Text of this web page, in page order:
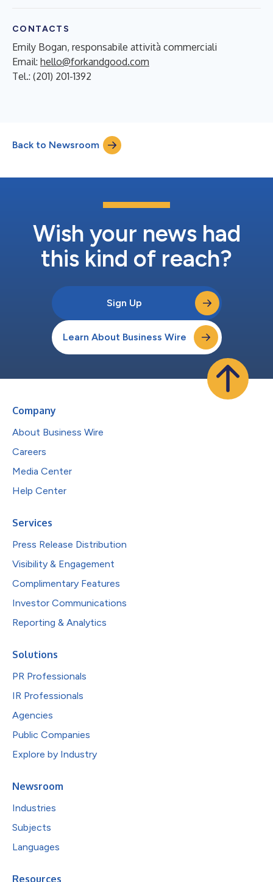
CONTACTS
Emily Bogan, responsabile attività commerciali
Email: hello@forkandgood.com
Tel.: (201) 201-1392
Back to Newsroom
Wish your news had
this kind of reach?
Sign Up
Learn About Business Wire
Company
About Business Wire
Careers
Media Center
Help Center
Services
Press Release Distribution
Visibility & Engagement
Complimentary Features
Investor Communications
Reporting & Analytics
Solutions
PR Professionals
IR Professionals
Agencies
Public Companies
Explore by Industry
Newsroom
Industries
Subjects
Languages
Resources